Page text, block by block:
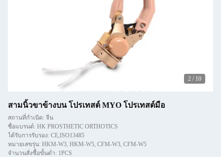
2 / 10
สามนิ้วขาข้างบน โปรเทสต์ MYO โปรเทสต์มือ
สถานที่กำเนิด: จีน
ชื่อแบรนด์: HK PROSTHETIC ORTHOTICS
ได้รับการรับรอง: CE,ISO13485
หมายเลขรุ่น: HKM-W3, HKM-W5, CFM-W3, CFM-W5
จำนวนสั่งซื้อขั้นต่ำ: 1PCS